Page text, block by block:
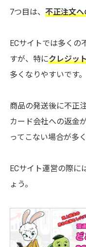
7つ目は、 不正注文
ECサイトでは多くの
すが、特にクレジッ
多くなりやすいです。
商品の発送後に不正
カード会社への返金
ってこない場合が多く
ECサイト運営の際に
ょう。